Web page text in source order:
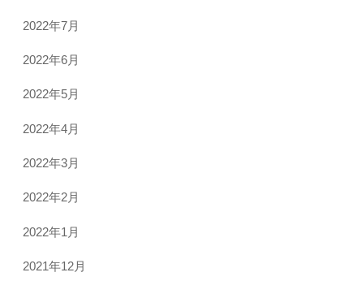
2022年7月
2022年6月
2022年5月
2022年4月
2022年3月
2022年2月
2022年1月
2021年12月